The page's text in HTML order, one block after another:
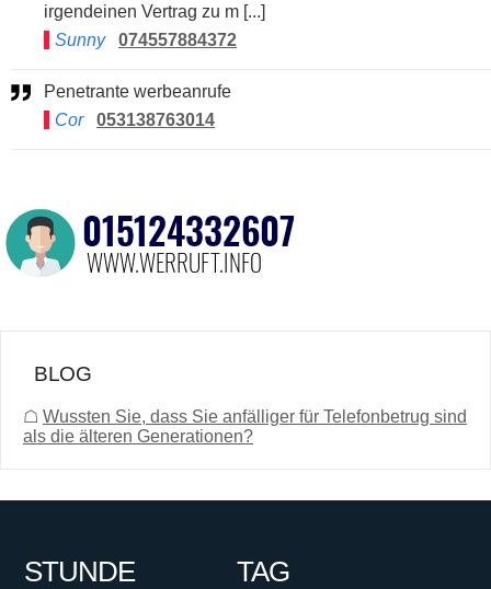
irgendeinen Vertrag zu m [...]
Sunny
074557884372
Penetrante werbeanrufe
Cor
053138763014
BLOG
☖ Wussten Sie, dass Sie anfälliger für Telefonbetrug sind
als die älteren Generationen?
STUNDE TAG